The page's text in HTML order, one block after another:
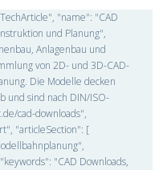
"name": "CAD
und Planung",
Anlagenbau und
von 2D- und 3D-CAD-
Die Modelle decken
und sind nach DIN/ISO-
cad-downloads",
"articleSection": [
"CAD Downloads,